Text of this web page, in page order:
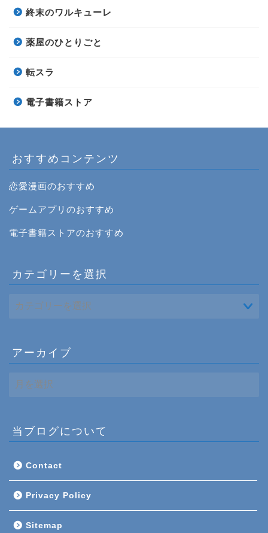
終末のワルキューレ
薬屋のひとりごと
転スラ
電子書籍ストア
おすすめコンテンツ
恋愛漫画のおすすめ
ゲームアプリのおすすめ
電子書籍ストアのおすすめ
カテゴリーを選択
アーカイブ
ー
ブ
当ブログについて
Contact
Privacy Policy
Sitemap